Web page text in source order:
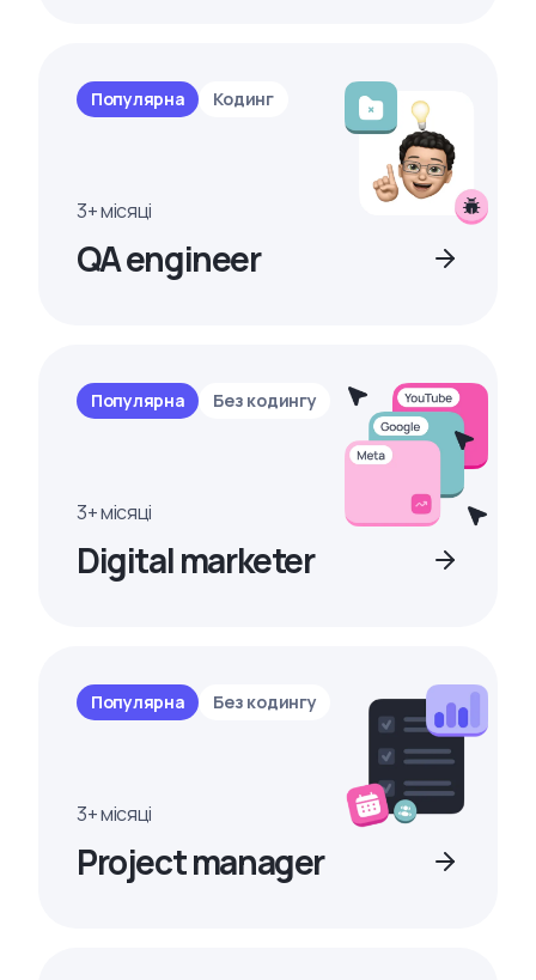
Популярна Кодинг
3+ місяці
QA engineer
Популярна Без кодингу
3+ місяці
Digital marketer
Популярна Без кодингу
3+ місяці
Project manager